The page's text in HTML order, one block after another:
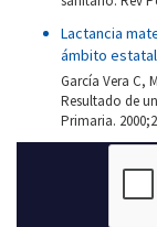
Lactancia
ámbito estatal
García Vera C,
Resultado de
Primaria.